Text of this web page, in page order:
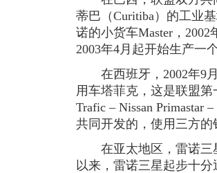
蒂巴（Curitiba）的工业
诺的小货车Master，
2003年4月起开始生产
在西班牙，2002年9月
用车塔菲克，这是联盟
Trafic – Nissan Primastar
共同开发的，使用三方的
在亚太地区，雷诺三
以来，雷诺三星起步十